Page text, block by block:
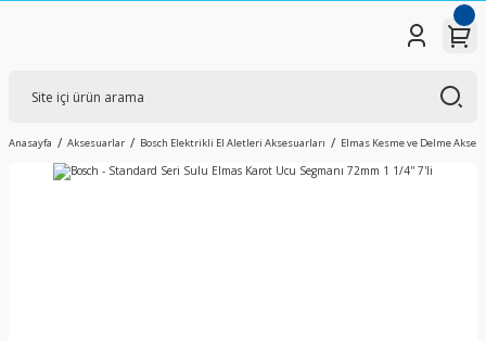
Anasayfa Aksesuarlar Bosch Elektrikli El Aletleri Aksesuarları Elmas Kesme ve Delme